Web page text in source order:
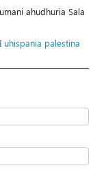
ahudhuria Sala
uhispania palestina